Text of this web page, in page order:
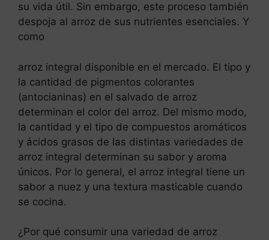
su vida útil. Sin embargo, este proceso también
despoja al arroz de sus nutrientes esenciales. Y
como
arroz integral disponible en el mercado. El tipo y
la cantidad de pigmentos colorantes
(antocianinas) en el salvado de arroz
determinan el color del arroz. Del mismo modo,
la cantidad y el tipo de compuestos aromáticos
y ácidos grasos de las distintas variedades de
arroz integral determinan su sabor y aroma
únicos. Por lo general, el arroz integral tiene un
sabor a nuez y una textura masticable cuando
se cocina.
¿Por qué consumir una variedad de arroz